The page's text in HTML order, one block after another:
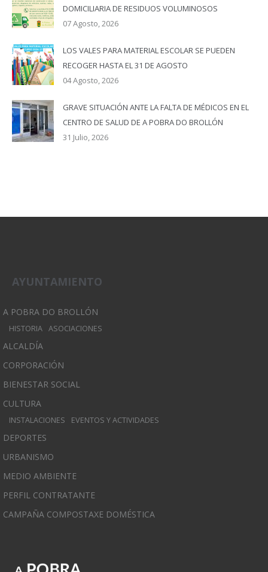
DOMICILIARIA DE RESIDUOS VOLUMINOSOS
07 Agosto, 2026
LOS VALES PARA MATERIAL ESCOLAR SE PUEDEN
RECOGER HASTA EL 31 DE AGOSTO
04 Agosto, 2026
GRAVE SITUACIÓN ANTE LA FALTA DE MÉDICOS EN EL
CENTRO DE SALUD DE A POBRA DO BROLLÓN
31 Julio, 2026
AYUNTAMIENTO
A POBRA DO BROLLÓN
HISTORIA ASOCIACIONES
ALCALDÍA
CORPORACIÓN
BIENESTAR SOCIAL
CULTURA
INSTALACIONES EVENTOS Y ACTIVIDADES
DEPORTES
URBANISMO
MEDIO AMBIENTE
PERFIL CONTRATANTE
CAMPAÑA COMPOSTAXE DOMÉSTICA